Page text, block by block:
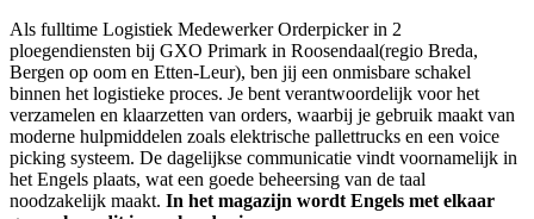
Als fulltime Logistiek Medewerker Orderpicker in 2
ploegendiensten bij GXO Primark in Roosendaal(regio Breda,
Bergen op oom en Etten-Leur), ben jij een onmisbare schakel
binnen het logistieke proces. Je bent verantwoordelijk voor het
verzamelen en klaarzetten van orders, waarbij je gebruik maakt van
moderne hulpmiddelen zoals elektrische pallettrucks en een voice
picking systeem. De dagelijkse communicatie vindt voornamelijk in
het Engels plaats, wat een goede beheersing van de taal
noodzakelijk maakt. In het magazijn wordt Engels met elkaar